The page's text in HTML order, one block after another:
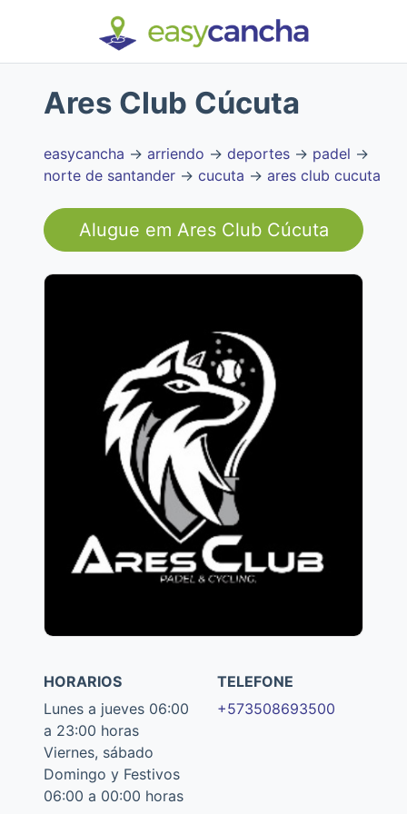
Ares Club Cúcuta
easycancha → arriendo → deportes → padel →
norte de santander → cucuta → ares club cucuta
Alugue em Ares Club Cúcuta
HORARIOS
Lunes a jueves 06:00
a 23:00 horas
Viernes, sábado
Domingo y Festivos
06:00 a 00:00 horas
TELEFONE
+573508693500